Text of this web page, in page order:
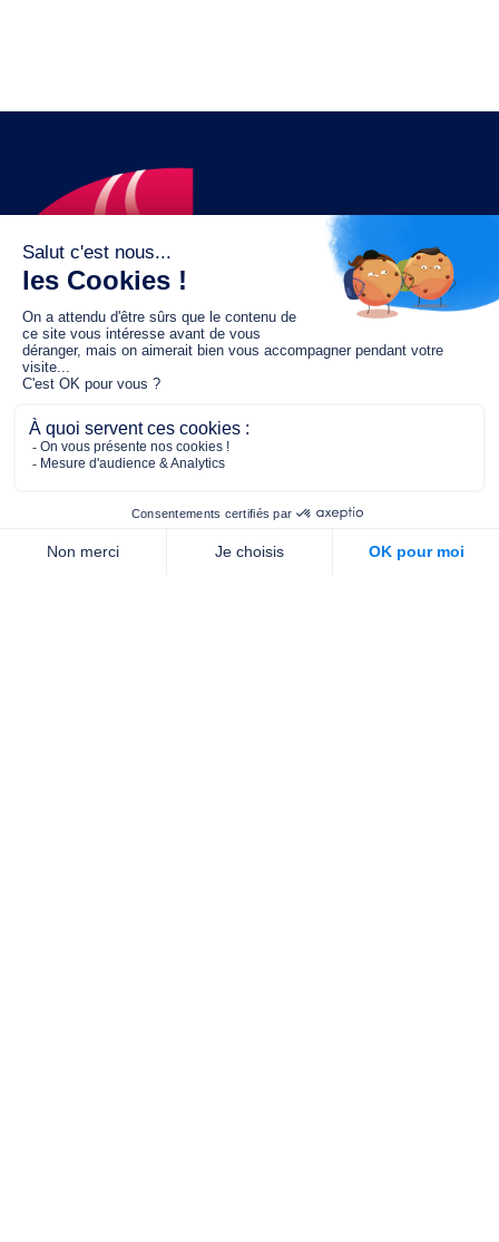
Le fonds de dotation MGC s’engage à
jouer un rôle dans la prévention santé
pour tous.
2/4 place de l’Abbé G. Hénocque
75637 PARIS CEDEX 13
01 40 78 06 56
Nous contacter
Qui sommes-nous ?